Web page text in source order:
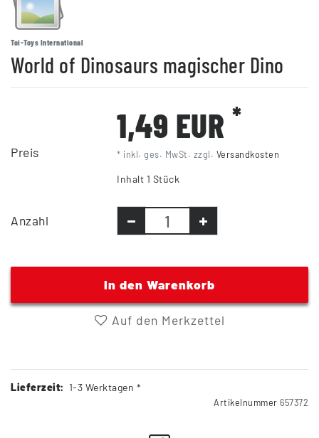
Toi-Toys International
World of Dinosaurs magischer Dino
Preis
1,49 EUR *
* inkl. ges. MwSt. zzgl. Versandkosten
Inhalt 1 Stück
Anzahl
In den Warenkorb
Auf den Merkzettel
Lieferzeit: 1-3 Werktagen *
Artikelnummer 657372